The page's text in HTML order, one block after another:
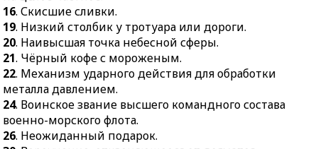
26.Неожиданный
подарок.
30.Вероучение,
отклоняющееся от
догматов
господствующей
религии.
31.Лицо командного
пространство суши,
омываемое морями и
океанами.
23.Луковичное растение
цветками.
24.
16. Скисшие сливки.
19. Низкий столбик у тротуара или дороги.
20. Наивысшая точка небесной сферы.
21. Чёрный кофе с мороженым.
22. Механизм ударного действия для обработки
металла давлением.
24. Воинское звание высшего командного состава
военно-морского флота.
26. Неожиданный подарок.